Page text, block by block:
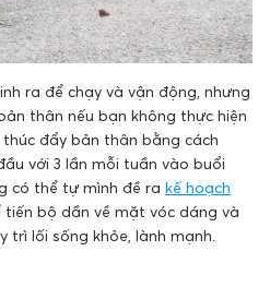
ra để chạy và vận động, nhưng
thân nếu bạn không thực hiện
đẩy bản thân bằng cách
với 3 lần mỗi tuần vào buổi
có thể tự mình đề ra kế hoạch
tiến bộ dần về mặt vóc dáng và
lối sống khỏe, lành mạnh.